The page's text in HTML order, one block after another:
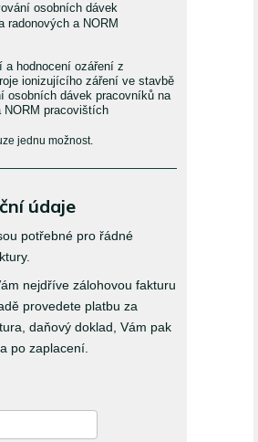
osobních dávek
radonových a NORM
a hodnocení ozáření z
ionizujícího záření ve stavbě
osobních dávek pracovníků na
NORM pracovištích
jednu možnost.
údaje
potřebné pro řádné
nejdříve zálohovou fakturu
provedete platbu za
daňový doklad, Vám pak
po zaplacení.